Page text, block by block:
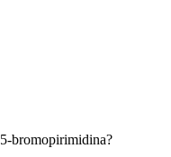
bromopirimidina?